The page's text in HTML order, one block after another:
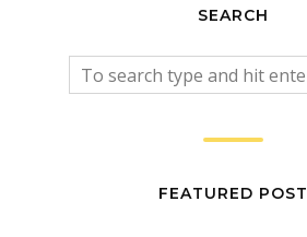
SEARCH
FEATURED POST